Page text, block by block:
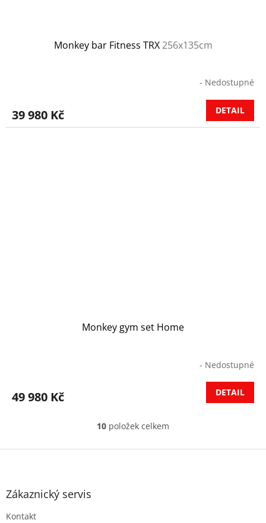
Monkey bar Fitness TRX256x135cm
- Nedostupné
39 980 Kč DETAIL
Monkey gym set Home
- Nedostupné
49 980 Kč DETAIL
O
l
10 položek celkem
Z
Zákaznický servis
Kontakt